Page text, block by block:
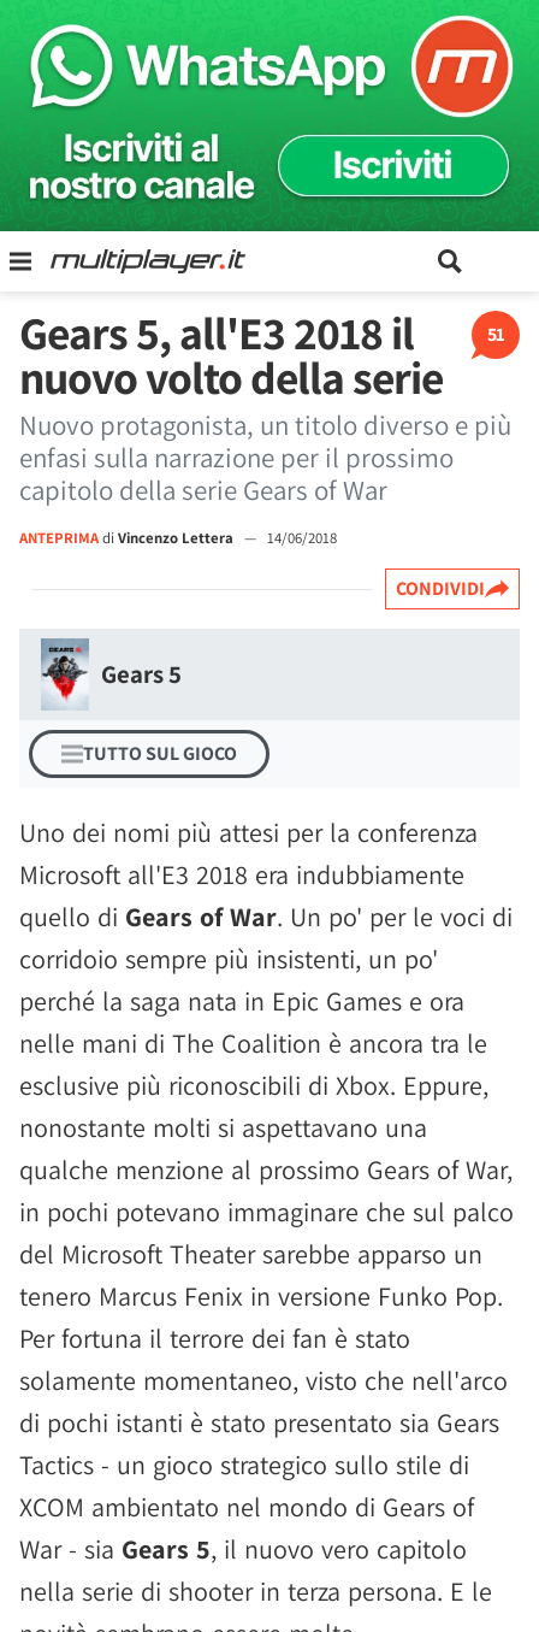
51
Gears 5, all'E3 2018 il
nuovo volto della serie
Nuovo protagonista, un titolo diverso e più
enfasi sulla narrazione per il prossimo
capitolo della serie Gears of War
ANTEPRIMAdi Vincenzo Lettera — 14/06/2018
CONDIVIDI
Gears 5
TUTTO SUL GIOCO
Uno dei nomi più attesi per la conferenza
Microsoft all'E3 2018 era indubbiamente
quello di Gears of War. Un po' per le voci di
corridoio sempre più insistenti, un po'
perché la saga nata in Epic Games e ora
nelle mani di The Coalition è ancora tra le
esclusive più riconoscibili di Xbox. Eppure,
nonostante molti si aspettavano una
qualche menzione al prossimo Gears of War,
in pochi potevano immaginare che sul palco
del Microsoft Theater sarebbe apparso un
tenero Marcus Fenix in versione Funko Pop.
Per fortuna il terrore dei fan è stato
solamente momentaneo, visto che nell'arco
di pochi istanti è stato presentato sia Gears
Tactics - un gioco strategico sullo stile di
XCOM ambientato nel mondo di Gears of
War - sia Gears 5, il nuovo vero capitolo
nella serie di shooter in terza persona. E le